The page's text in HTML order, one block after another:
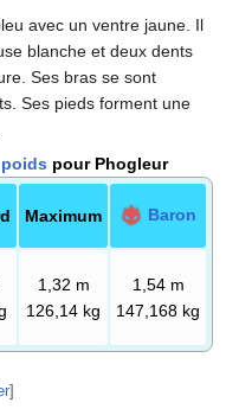
avec un ventre jaune. Il
blanche et deux dents
Ses bras se sont
Ses pieds forment une
poids pour Phogleur
Maximum Baron
1,32 m
126,14 kg
1,54 m
147,168 kg
]